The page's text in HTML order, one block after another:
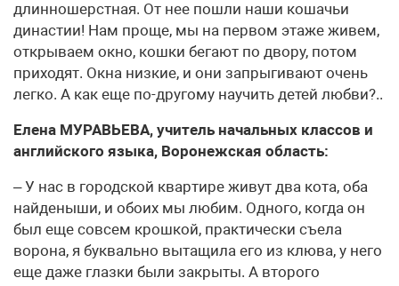
длинношерстная. От нее пошли наши кошачьи
династии! Нам проще, мы на первом этаже живем,
открываем окно, кошки бегают по двору, потом
приходят. Окна низкие, и они запрыгивают очень
легко. А как еще по-другому научить детей любви?..
Елена МУРАВЬЕВА, учитель начальных классов и
английского языка, Воронежская область:
– У нас в городской квартире живут два кота, оба
найденыши, и обоих мы любим. Одного, когда он
был еще совсем крошкой, практически съела
ворона, я буквально вытащила его из клюва, у него
еще даже глазки были закрыты. А второго